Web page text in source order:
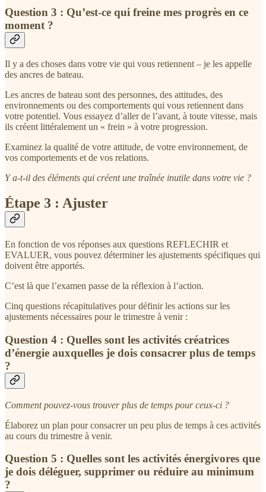
Question 3 : Qu’est-ce qui freine mes progrès en ce
moment ?
Il y a des choses dans votre vie qui vous retiennent – je les appelle
des ancres de bateau.
Les ancres de bateau sont des personnes, des attitudes, des
environnements ou des comportements qui vous retiennent dans
votre potentiel. Vous essayez d’aller de l’avant, à toute vitesse, mais
ils créent littéralement un « frein » à votre progression.
Examinez la qualité de votre attitude, de votre environnement, de
vos comportements et de vos relations.
Y a-t-il des éléments qui créent une traînée inutile dans votre vie ?
Étape 3 : Ajuster
En fonction de vos réponses aux questions REFLECHIR et
EVALUER, vous pouvez déterminer les ajustements spécifiques qui
doivent être apportés.
C’est là que l’examen passe de la réflexion à l’action.
Cinq questions récapitulatives pour définir les actions sur les
ajustements nécessaires pour le trimestre à venir :
Question 4 : Quelles sont les activités créatrices
d’énergie auxquelles je dois consacrer plus de temps
?
Comment pouvez-vous trouver plus de temps pour ceux-ci ?
Élaborez un plan pour consacrer un peu plus de temps à ces activités
au cours du trimestre à venir.
Question 5 : Quelles sont les activités énergivores que
je dois déléguer, supprimer ou réduire au minimum
?